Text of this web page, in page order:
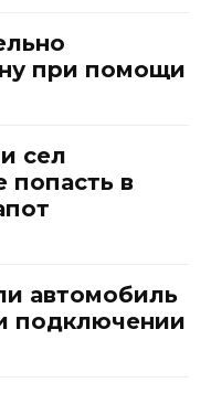
при помощи
сел
попасть в
автомобиль
подключении